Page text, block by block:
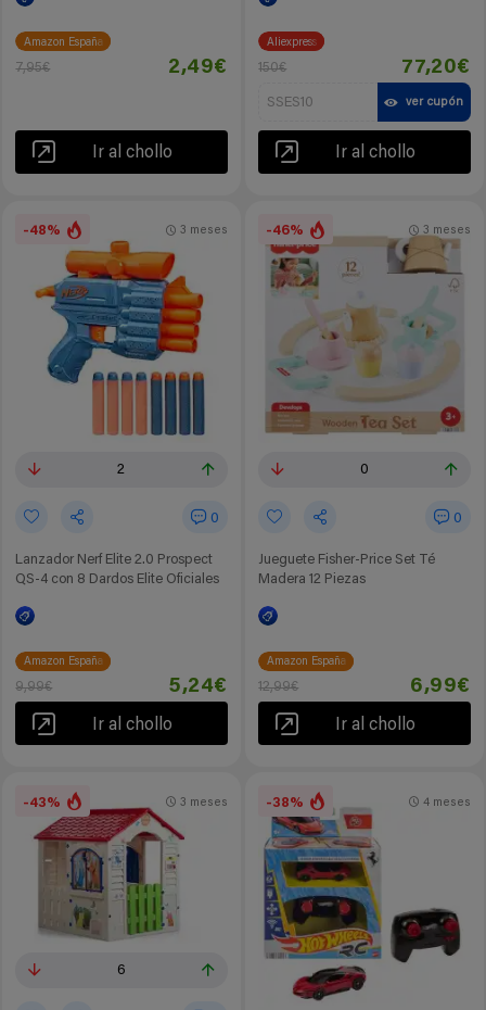
Amazon España
7,95€ 2,49€
Ir al chollo
Aliexpress
150€ 77,20€
SSES10 ver cupón
Ir al chollo
-48%
2
0
Lanzador Nerf Elite 2.0 Prospect
QS-4 con 8 Dardos Elite Oficiales
3 meses
Amazon España
9,99€ 5,24€
Ir al chollo
-46%
0
0
Jueguete Fisher-Price Set Té
Madera 12 Piezas
3 meses
Amazon España
12,99€ 6,99€
Ir al chollo
-43%
6
3 meses -38% 4 meses